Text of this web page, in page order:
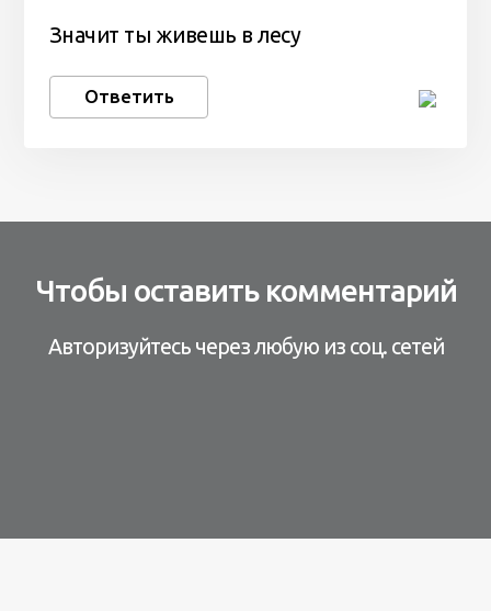
Значит ты живешь в лесу
Ответить
Чтобы оставить комментарий
Авторизуйтесь через любую из соц. сетей